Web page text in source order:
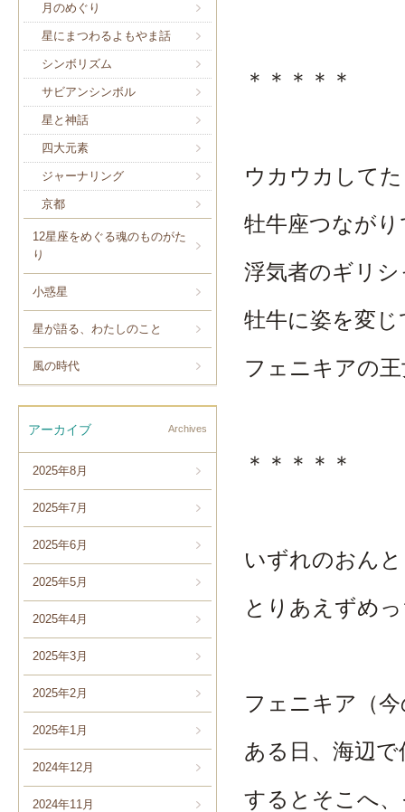
月のめぐり
星にまつわるよもやま話
シンボリズム
サビアンシンボル
星と神話
四大元素
ジャーナリング
京都
12星座をめぐる魂のものがた
り
小惑星
星が語る、わたしのこと
風の時代
アーカイブ Archives
2025年8月
2025年7月
2025年6月
2025年5月
2025年4月
2025年3月
2025年2月
2025年1月
2024年12月
2024年11月
＊＊＊＊＊
ウカウカして
牡牛座つながり
浮気者のギリ
牡牛に姿を変
フェニキアの
＊＊＊＊＊
いずれのおん
とりあえずめ
フェニキア（
ある日、海辺
するとそこへ